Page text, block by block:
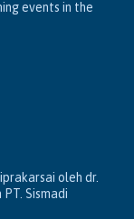
events in the
oleh dr.
Sismadi